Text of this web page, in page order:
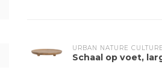
URBAN NATURE CULTURE
Schaal op voet,